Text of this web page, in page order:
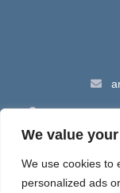
We value
We use cookies to
personalized ads
Av. Rambla